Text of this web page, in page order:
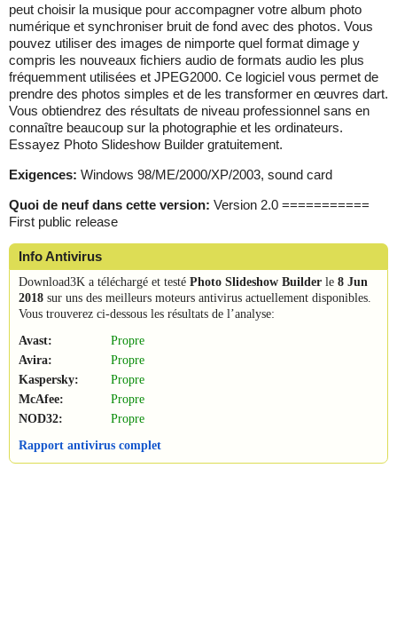
peut choisir la musique pour accompagner votre album photo
numérique et synchroniser bruit de fond avec des photos. Vous
pouvez utiliser des images de nimporte quel format dimage y
compris les nouveaux fichiers audio de formats audio les plus
fréquemment utilisées et JPEG2000. Ce logiciel vous permet de
prendre des photos simples et de les transformer en œuvres dart.
Vous obtiendrez des résultats de niveau professionnel sans en
connaître beaucoup sur la photographie et les ordinateurs.
Essayez Photo Slideshow Builder gratuitement.
Exigences: Windows 98/ME/2000/XP/2003, sound card
Quoi de neuf dans cette version: Version 2.0 ===========
First public release
Info Antivirus
Download3K a téléchargé et testé Photo Slideshow Builder le 8 Jun
2018 sur uns des meilleurs moteurs antivirus actuellement disponibles.
Vous trouverez ci-dessous les résultats de l’analyse:
Avast:
Propre
Avira:
Propre
Kaspersky:
Propre
McAfee:
Propre
NOD32:
Propre
Rapport antivirus complet